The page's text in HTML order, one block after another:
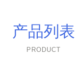
产品列表
PRODUCT